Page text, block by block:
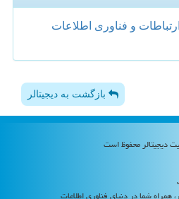
ارتباطات و فناوری اطلاعات
بازگشت به دیجیتالر
شما در دنیای فناوری اطلاعات